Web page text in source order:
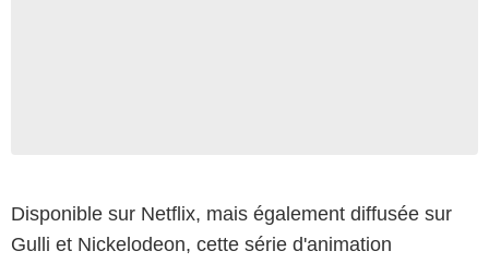
Disponible sur Netflix, mais également diffusée sur
Gulli et Nickelodeon, cette série d'animation